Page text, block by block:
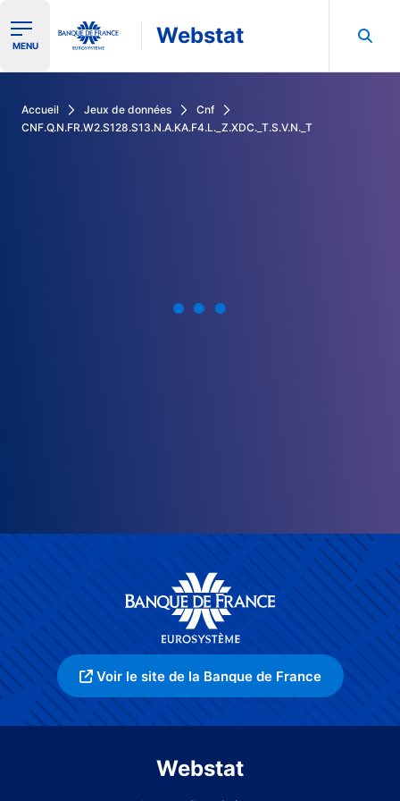
Ouvrir le menu de navigation
MENU Webstat
Accueil Jeux de données
Cnf
CNF.Q.N.FR.W2.S128.S13.N.A.KA.F4.L._Z.XDC._T.S.V.N._T
Voir le site de la Banque de France
Webstat